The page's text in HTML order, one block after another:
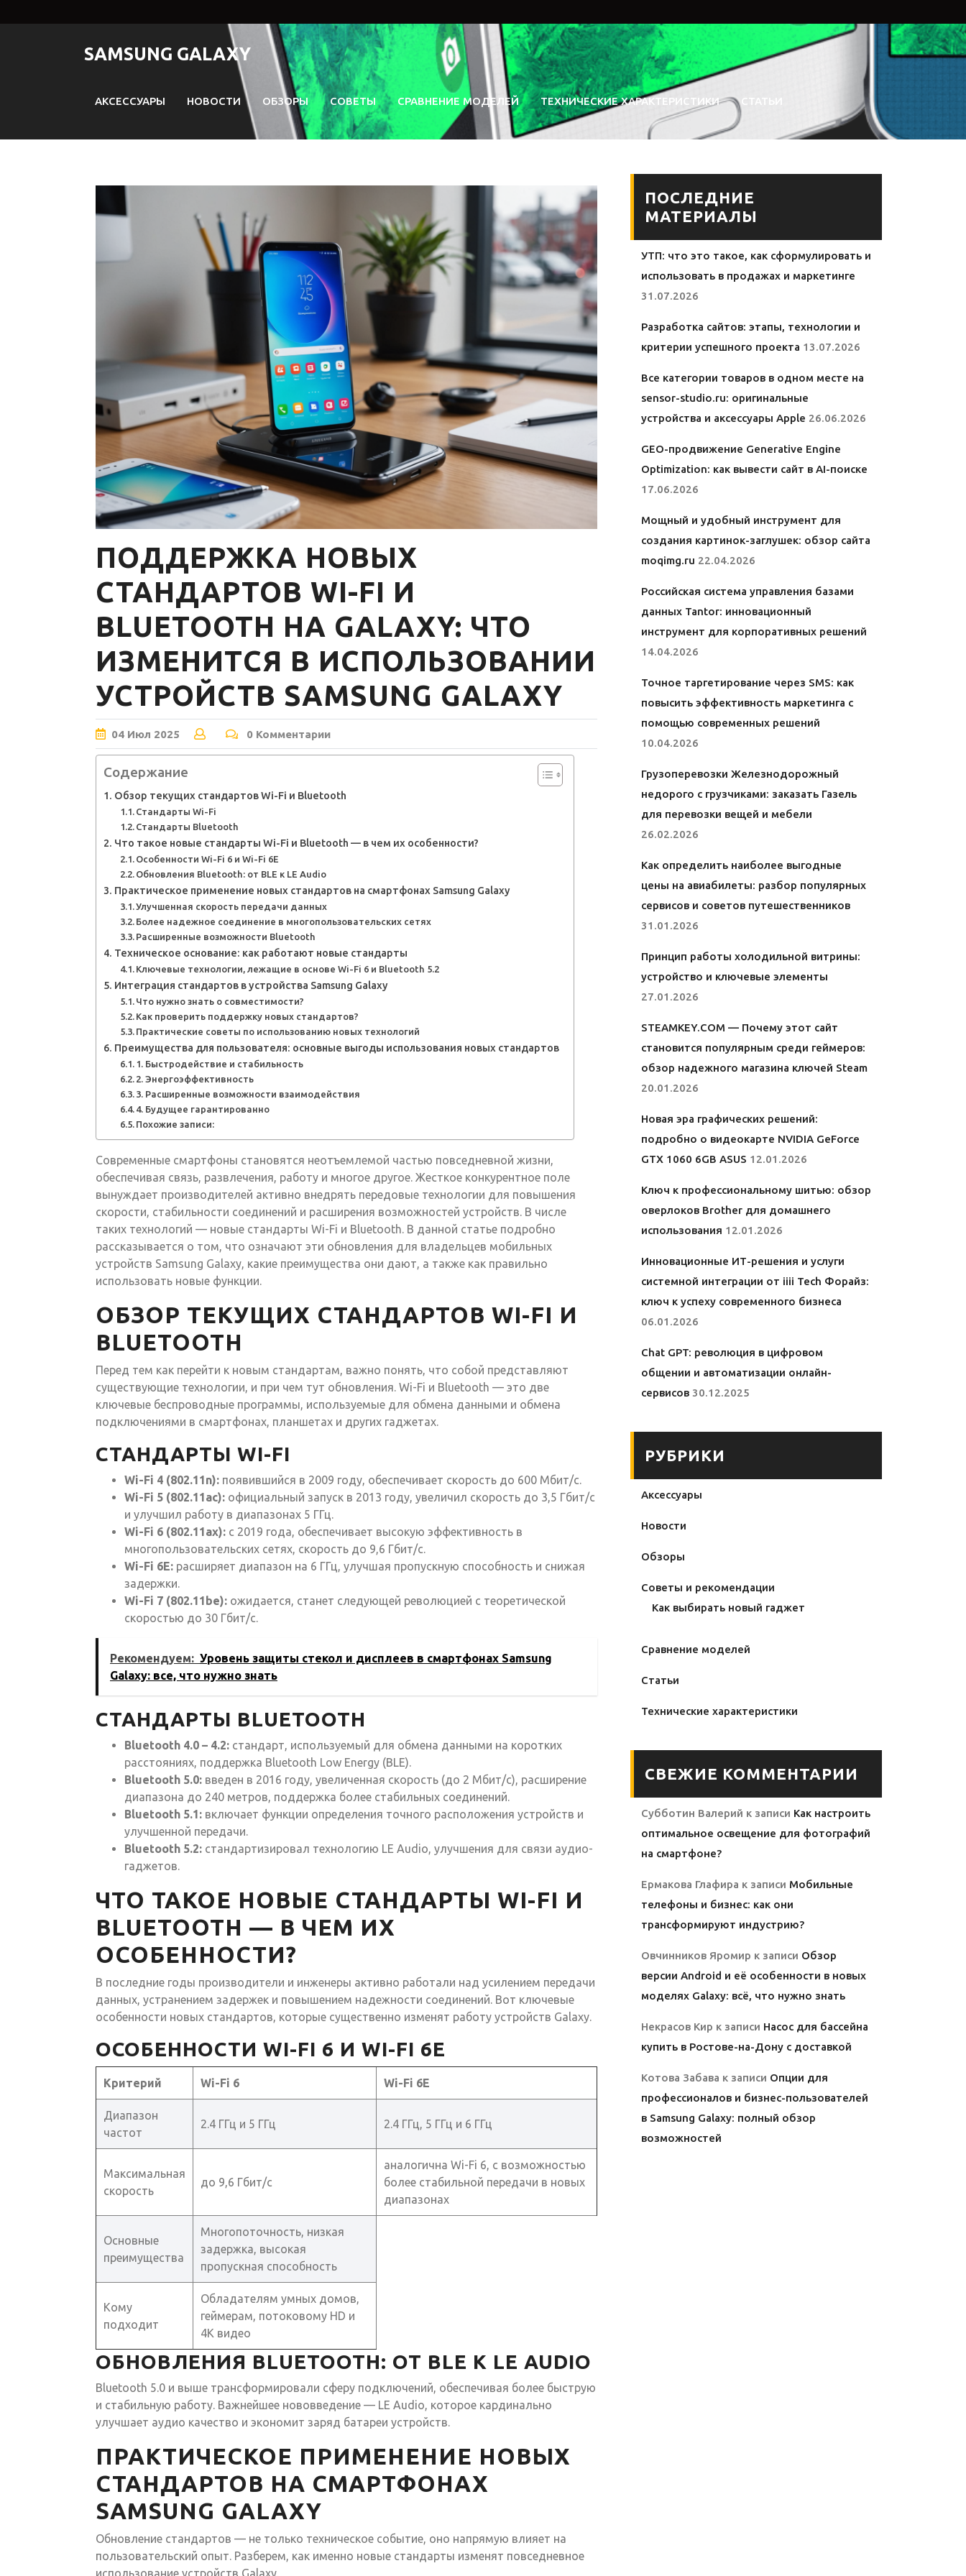
к
SAMSUNG GALAXY
АКСЕССУАРЫ НОВОСТИ ОБЗОРЫ СОВЕТЫ СРАВНЕНИЕ МОДЕЛЕЙ ТЕХНИЧЕСКИЕ ХАРАКТЕРИСТИКИ СТАТЬИ
ПОДДЕРЖКА НОВЫХ
СТАНДАРТОВ WI-FI И
BLUETOOTH НА GALAXY: ЧТО
ИЗМЕНИТСЯ В ИСПОЛЬЗОВАНИИ
УСТРОЙСТВ SAMSUNG GALAXY
04 Июл 2025 0 Комментарии
Содержание
Обзор текущих стандартов Wi-Fi и Bluetooth
Стандарты Wi-Fi
Стандарты Bluetooth
Что такое новые стандарты Wi-Fi и Bluetooth — в чем их особенности?
Особенности Wi-Fi 6 и Wi-Fi 6E
Обновления Bluetooth: от BLE к LE Audio
Практическое применение новых стандартов на смартфонах Samsung Galaxy
Улучшенная скорость передачи данных
Более надежное соединение в многопользовательских сетях
Расширенные возможности Bluetooth
Техническое основание: как работают новые стандарты
Ключевые технологии, лежащие в основе Wi-Fi 6 и Bluetooth 5.2
Интеграция стандартов в устройства Samsung Galaxy
Что нужно знать о совместимости?
Как проверить поддержку новых стандартов?
Практические советы по использованию новых технологий
Преимущества для пользователя: основные выгоды использования новых стандартов
1. Быстродействие и стабильность
2. Энергоэффективность
3. Расширенные возможности взаимодействия
4. Будущее гарантированно
Похожие записи:
Современные смартфоны становятся неотъемлемой частью повседневной жизни,
обеспечивая связь, развлечения, работу и многое другое. Жесткое конкурентное поле
вынуждает производителей активно внедрять передовые технологии для повышения
скорости, стабильности соединений и расширения возможностей устройств. В числе
таких технологий — новые стандарты Wi-Fi и Bluetooth. В данной статье подробно
рассказывается о том, что означают эти обновления для владельцев мобильных
устройств Samsung Galaxy, какие преимущества они дают, а также как правильно
использовать новые функции.
ОБЗОР ТЕКУЩИХ СТАНДАРТОВ WI-FI И
BLUETOOTH
Перед тем как перейти к новым стандартам, важно понять, что собой представляют
существующие технологии, и при чем тут обновления. Wi-Fi и Bluetooth — это две
ключевые беспроводные программы, используемые для обмена данными и обмена
подключениями в смартфонах, планшетах и других гаджетах.
СТАНДАРТЫ WI-FI
Wi-Fi 4 (802.11n): появившийся в 2009 году, обеспечивает скорость до 600 Мбит/с.
Wi-Fi 5 (802.11ac): официальный запуск в 2013 году, увеличил скорость до 3,5 Гбит/с
и улучшил работу в диапазонах 5 ГГц.
Wi-Fi 6 (802.11ax): с 2019 года, обеспечивает высокую эффективность в
многопользовательских сетях, скорость до 9,6 Гбит/с.
Wi-Fi 6E: расширяет диапазон на 6 ГГц, улучшая пропускную способность и снижая
задержки.
Wi-Fi 7 (802.11be): ожидается, станет следующей революцией с теоретической
скоростью до 30 Гбит/с.
Рекомендуем: Уровень защиты стекол и дисплеев в смартфонах Samsung
Galaxy: все, что нужно знать
СТАНДАРТЫ BLUETOOTH
Bluetooth 4.0 – 4.2: стандарт, используемый для обмена данными на коротких
расстояниях, поддержка Bluetooth Low Energy (BLE).
Bluetooth 5.0: введен в 2016 году, увеличенная скорость (до 2 Мбит/с), расширение
диапазона до 240 метров, поддержка более стабильных соединений.
Bluetooth 5.1: включает функции определения точного расположения устройств и
улучшенной передачи.
Bluetooth 5.2: стандартизировал технологию LE Audio, улучшения для связи аудио-
гаджетов.
ЧТО ТАКОЕ НОВЫЕ СТАНДАРТЫ WI-FI И
BLUETOOTH — В ЧЕМ ИХ
ОСОБЕННОСТИ?
В последние годы производители и инженеры активно работали над усилением передачи
данных, устранением задержек и повышением надежности соединений. Вот ключевые
особенности новых стандартов, которые существенно изменят работу устройств Galaxy.
ОСОБЕННОСТИ WI-FI 6 И WI-FI 6E
Критерий Wi-Fi 6 Wi-Fi 6E
Диапазон
частот
2.4 ГГц и 5 ГГц 2.4 ГГц, 5 ГГц и 6 ГГц
Максимальная
скорость
до 9,6 Гбит/с
аналогична Wi-Fi 6, с возможностью
более стабильной передачи в новых
диапазонах
Основные
преимущества
Многопоточность, низкая
задержка, высокая
пропускная способность
Кому
подходит
Обладателям умных домов,
геймерам, потоковому HD и
4K видео
ОБНОВЛЕНИЯ BLUETOOTH: ОТ BLE К LE AUDIO
Bluetooth 5.0 и выше трансформировали сферу подключений, обеспечивая более быструю
и стабильную работу. Важнейшее нововведение — LE Audio, которое кардинально
улучшает аудио качество и экономит заряд батареи устройств.
ПРАКТИЧЕСКОЕ ПРИМЕНЕНИЕ НОВЫХ
СТАНДАРТОВ НА СМАРТФОНАХ
SAMSUNG GALAXY
Обновление стандартов — не только техническое событие, оно напрямую влияет на
пользовательский опыт. Разберем, как именно новые стандарты изменят повседневное
использование устройств Galaxy.
ПОСЛЕДНИЕ
МАТЕРИАЛЫ
УТП: что это такое, как сформулировать и
использовать в продажах и маркетинге
31.07.2026
Разработка сайтов: этапы, технологии и
критерии успешного проекта 13.07.2026
Все категории товаров в одном месте на
sensor-studio.ru: оригинальные
устройства и аксессуары Apple 26.06.2026
GEO-продвижение Generative Engine
Optimization: как вывести сайт в AI-поиске
17.06.2026
Мощный и удобный инструмент для
создания картинок-заглушек: обзор сайта
moqimg.ru 22.04.2026
Российская система управления базами
данных Tantor: инновационный
инструмент для корпоративных решений
14.04.2026
Точное таргетирование через SMS: как
повысить эффективность маркетинга с
помощью современных решений
10.04.2026
Грузоперевозки Железнодорожный
недорого с грузчиками: заказать Газель
для перевозки вещей и мебели
26.02.2026
Как определить наиболее выгодные
цены на авиабилеты: разбор популярных
сервисов и советов путешественников
31.01.2026
Принцип работы холодильной витрины:
устройство и ключевые элементы
27.01.2026
STEAMKEY.COM — Почему этот сайт
становится популярным среди геймеров:
обзор надежного магазина ключей Steam
20.01.2026
Новая эра графических решений:
подробно о видеокарте NVIDIA GeForce
GTX 1060 6GB ASUS 12.01.2026
Ключ к профессиональному шитью: обзор
оверлоков Brother для домашнего
использования 12.01.2026
Инновационные ИТ-решения и услуги
системной интеграции от iiii Tech Форайз:
ключ к успеху современного бизнеса
06.01.2026
Chat GPT: революция в цифровом
общении и автоматизации онлайн-
сервисов 30.12.2025
РУБРИКИ
Аксессуары
Новости
Обзоры
Советы и рекомендации
Как выбирать новый гаджет
Сравнение моделей
Статьи
Технические характеристики
СВЕЖИЕ КОММЕНТАРИИ
Субботин Валерий к записи Как настроить
оптимальное освещение для фотографий
на смартфоне?
Ермакова Глафира к записи Мобильные
телефоны и бизнес: как они
трансформируют индустрию?
Овчинников Яромир к записи Обзор
версии Android и её особенности в новых
моделях Galaxy: всё, что нужно знать
Некрасов Кир к записи Насос для бассейна
купить в Ростове-на-Дону с доставкой
Котова Забава к записи Опции для
профессионалов и бизнес-пользователей
в Samsung Galaxy: полный обзор
возможностей